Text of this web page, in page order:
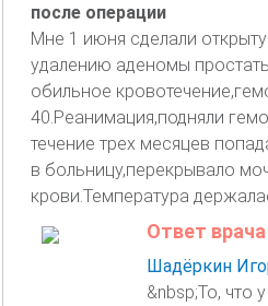
после операции
Мне 1 июня сделали
удалению аденомы
обильное
40.Реанимация,подняли
течение трех месяцев
в больницу,перекрывало
крови.Температура
Ответ врача
Шадёркин
&nbsp;То, что